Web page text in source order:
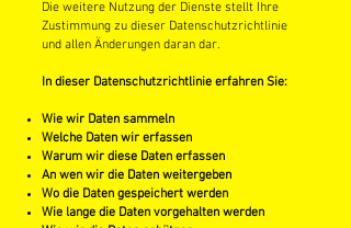
Die weitere Nutzung der Dienste stellt Ihre
Zustimmung zu dieser Datenschutzrichtlinie
und allen Änderungen daran dar.
In dieser Datenschutzrichtlinie erfahren Sie:
Wie wir Daten sammeln
Welche Daten wir erfassen
Warum wir diese Daten erfassen
An wen wir die Daten weitergeben
Wo die Daten gespeichert werden
Wie lange die Daten vorgehalten werden